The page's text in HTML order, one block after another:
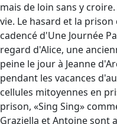
mais de loin sans y
vie. Le hasard et la
cadencé d'Une Journée
regard d'Alice, une
peine le jour à Jeanne
pendant les vacances
cellules mitoyennes en
prison, «Sing Sing»
Graziella et Antoine sont